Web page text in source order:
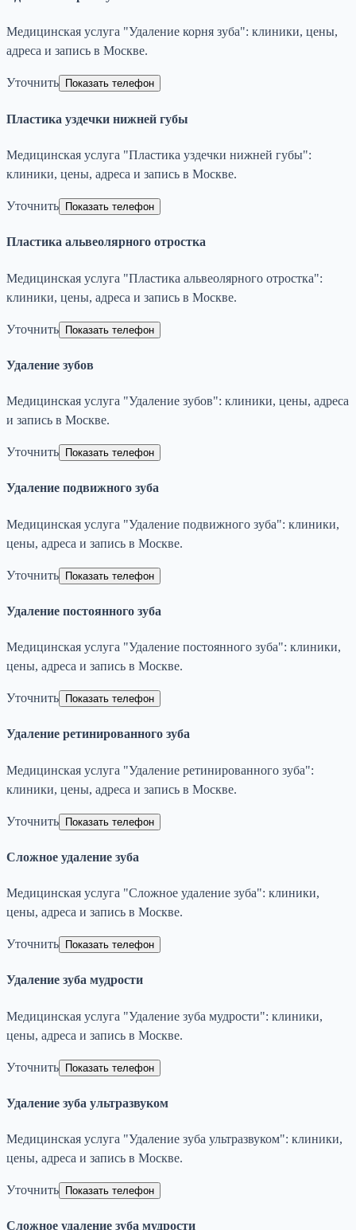
Медицинская услуга "Удаление корня зуба": клиники, цены,
адреса и запись в Москве.
Уточнить Показать телефон
Пластика уздечки нижней губы
Медицинская услуга "Пластика уздечки нижней губы":
клиники, цены, адреса и запись в Москве.
Уточнить Показать телефон
Пластика альвеолярного отростка
Медицинская услуга "Пластика альвеолярного отростка":
клиники, цены, адреса и запись в Москве.
Уточнить Показать телефон
Удаление зубов
Медицинская услуга "Удаление зубов": клиники, цены, адреса
и запись в Москве.
Уточнить Показать телефон
Удаление подвижного зуба
Медицинская услуга "Удаление подвижного зуба": клиники,
цены, адреса и запись в Москве.
Уточнить Показать телефон
Удаление постоянного зуба
Медицинская услуга "Удаление постоянного зуба": клиники,
цены, адреса и запись в Москве.
Уточнить Показать телефон
Удаление ретинированного зуба
Медицинская услуга "Удаление ретинированного зуба":
клиники, цены, адреса и запись в Москве.
Уточнить Показать телефон
Сложное удаление зуба
Медицинская услуга "Сложное удаление зуба": клиники,
цены, адреса и запись в Москве.
Уточнить Показать телефон
Удаление зуба мудрости
Медицинская услуга "Удаление зуба мудрости": клиники,
цены, адреса и запись в Москве.
Уточнить Показать телефон
Удаление зуба ультразвуком
Медицинская услуга "Удаление зуба ультразвуком": клиники,
цены, адреса и запись в Москве.
Уточнить Показать телефон
Сложное удаление зуба мудрости